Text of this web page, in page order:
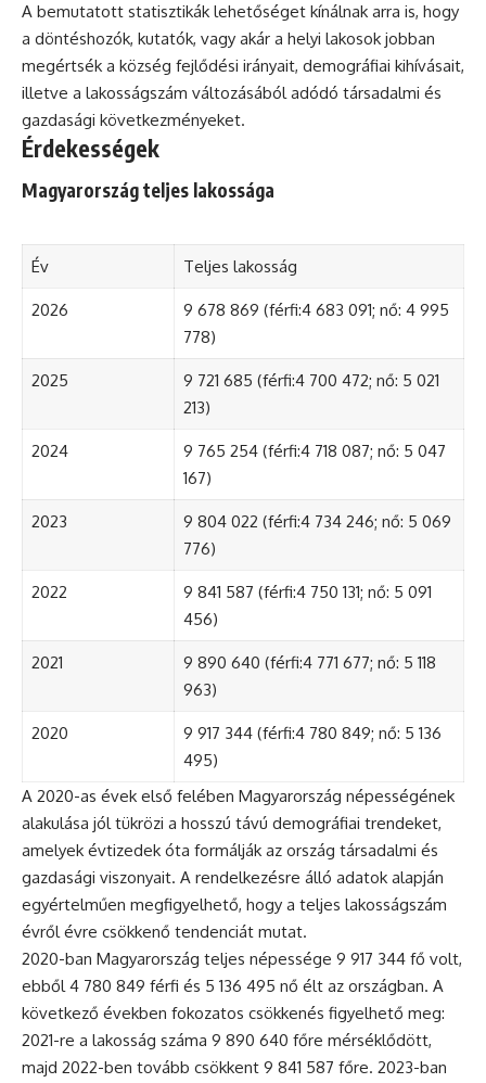
A bemutatott statisztikák lehetőséget kínálnak arra is, hogy
a döntéshozók, kutatók, vagy akár a helyi lakosok jobban
megértsék a község fejlődési irányait, demográfiai kihívásait,
illetve a lakosságszám változásából adódó társadalmi és
gazdasági következményeket.
Érdekességek
Magyarország teljes lakossága
Év Teljes lakosság
2026
9 678 869 (férfi:4 683 091; nő: 4 995
778)
2025
9 721 685 (férfi:4 700 472; nő: 5 021
213)
2024
9 765 254 (férfi:4 718 087; nő: 5 047
167)
2023
9 804 022 (férfi:4 734 246; nő: 5 069
776)
2022
9 841 587 (férfi:4 750 131; nő: 5 091
456)
2021
9 890 640 (férfi:4 771 677; nő: 5 118
963)
2020
9 917 344 (férfi:4 780 849; nő: 5 136
495)
A 2020-as évek első felében Magyarország népességének
alakulása jól tükrözi a hosszú távú demográfiai trendeket,
amelyek évtizedek óta formálják az ország társadalmi és
gazdasági viszonyait. A rendelkezésre álló adatok alapján
egyértelműen megfigyelhető, hogy a teljes lakosságszám
évről évre csökkenő tendenciát mutat.
2020-ban Magyarország teljes népessége 9 917 344 fő volt,
ebből 4 780 849 férfi és 5 136 495 nő élt az országban. A
következő években fokozatos csökkenés figyelhető meg:
2021-re a lakosság száma 9 890 640 főre mérséklődött,
majd 2022-ben tovább csökkent 9 841 587 főre. 2023-ban